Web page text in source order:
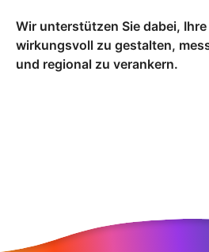
Wir unterstützen Sie dabei, Ihre
wirkungsvoll zu gestalten,
und regional zu verankern.